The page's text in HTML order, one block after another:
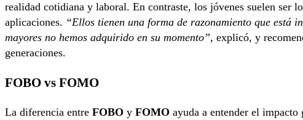
realidad cotidiana y laboral. En contraste, los jóvenes suelen ser
aplicaciones. “Ellos tienen una forma de razonamiento que está
mayores no hemos adquirido en su momento”, explicó, y
generaciones.
FOBO vs FOMO
La diferencia entre FOBO y FOMO ayuda a entender el